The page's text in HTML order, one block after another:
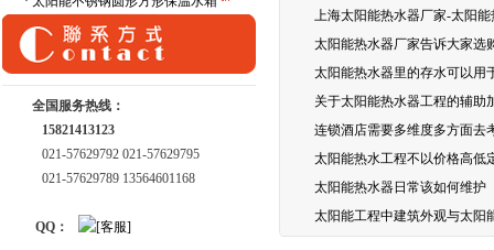
全国服务热线：
15821413123
021-57629792 021-57629795
021-57629789 13564601168
QQ：
上海太阳能热水器厂家-太阳
太阳能热水器厂家告诉大家选
太阳能热水器里的存水可以用
关于太阳能热水器工程的辅助
连锁酒店需要多维度多方面去
太阳能热水工程不以价格高低
太阳能热水器日常该如何维护
太阳能工程中建筑外观与太阳